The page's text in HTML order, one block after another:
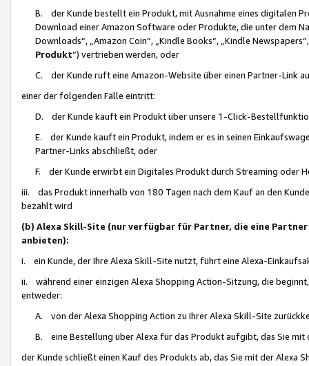
B. der Kunde bestellt ein Produkt, mit Ausnahme eines digitalen
Download einer Amazon Software oder Produkte, die unter dem
Downloads“, „Amazon Coin“, „Kindle Books“, „Kindle
Produkt“) vertrieben werden, oder
C. der Kunde ruft eine Amazon-Website über einen Partner-Link
einer der folgenden Fälle eintritt:
D. der Kunde kauft ein Produkt über unsere 1-Click-
E. der Kunde kauft ein Produkt, indem er es in seinen
Partner-Links abschließt, oder
F. der Kunde erwirbt ein Digitales Produkt durch Streaming oder
iii. das Produkt innerhalb von 180 Tagen nach dem Kauf an den
bezahlt wird
(b) Alexa Skill-Site (nur verfügbar für Partner, die eine
anbieten):
i. ein Kunde, der Ihre Alexa Skill-Site nutzt, führt eine Alexa-
ii. während einer einzigen Alexa Shopping Action-Sitzung, die
entweder:
A. von der Alexa Shopping Action zu Ihrer Alexa Skill-Site
B. eine Bestellung über Alexa für das Produkt aufgibt, das Sie mit
der Kunde schließt einen Kauf des Produkts ab, das Sie mit der Alexa